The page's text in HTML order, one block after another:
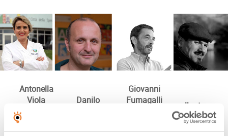
Antonella
Viola
Direttore
Scientifico
Istituto di
Danilo
Asilo nel Bosco,
Giovanni
Fumagalli
CC91, si
lberto
Garniga